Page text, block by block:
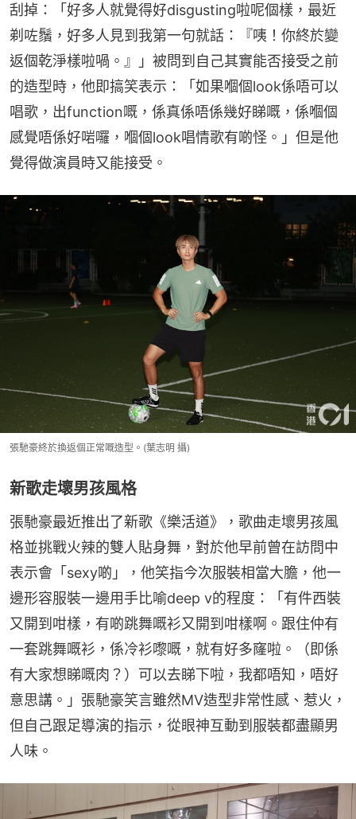
刮掉：「好多人就覺得好disgusting啦呢個樣，最近
剃咗鬚，好多人見到我第一句就話：『咦！你終於變
返個乾淨樣啦喎。』」被問到自己其實能否接受之前
的造型時，他即搞笑表示：「如果嗰個look係唔可以
唱歌，出function嘅，係真係唔係幾好睇嘅，係嗰個
感覺唔係好啱囉，嗰個look唱情歌有啲怪。」但是他
覺得做演員時又能接受。
張馳豪終於換返個正常嘅造型。(葉志明 攝)
新歌走壞男孩風格
張馳豪最近推出了新歌《樂活道》，歌曲走壞男孩風
格並挑戰火辣的雙人貼身舞，對於他早前曾在訪問中
表示會「sexy啲」，他笑指今次服裝相當大膽，他一
邊形容服裝一邊用手比喻deep v的程度：「有件西裝
又開到咁樣，有啲跳舞嘅衫又開到咁樣啊。跟住仲有
一套跳舞嘅衫，係冷衫嚟嘅，就有好多窿啦。（即係
有大家想睇嘅肉？）可以去睇下啦，我都唔知，唔好
意思講。」張馳豪笑言雖然MV造型非常性感、惹火，
但自己跟足導演的指示，從眼神互動到服裝都盡顯男
人味。